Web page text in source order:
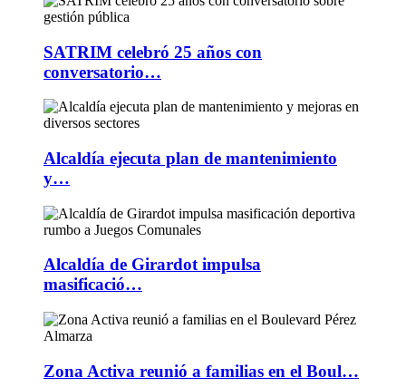
SATRIM celebró 25 años con
conversatorio…
Alcaldía ejecuta plan de mantenimiento
y…
Alcaldía de Girardot impulsa
masificació…
Zona Activa reunió a familias en el Boul…